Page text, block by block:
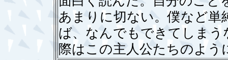
あまりに切ない。僕など単
ば、なんでもできてしま
際はこの主人公たちのよ